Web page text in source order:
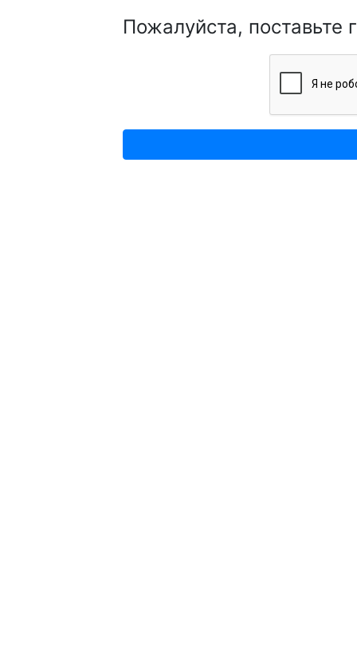
Пожалуйста, поставьте